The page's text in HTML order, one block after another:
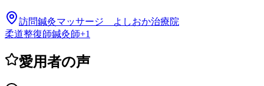
訪問鍼灸マッサージ よしおか治療院
柔道整復師鍼灸師+1
愛用者の声